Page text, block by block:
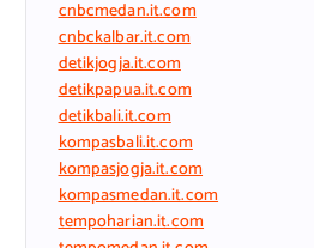
cnbcmedan.it.com
cnbckalbar.it.com
detikjogja.it.com
detikpapua.it.com
detikbali.it.com
kompasbali.it.com
kompasjogja.it.com
kompasmedan.it.com
tempoharian.it.com